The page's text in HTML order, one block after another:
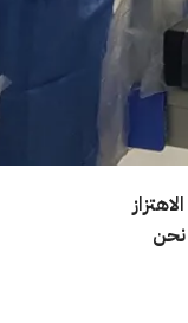
نحن